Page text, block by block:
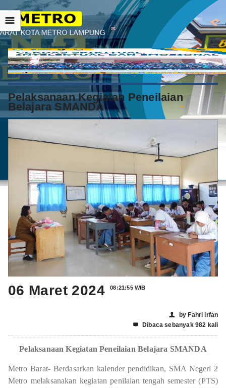
☰
Pelaksanaan Kegiatan Peneilaian
Belajara SMANDA
06 Maret 2024 08:21:55 WIB
👤 by Fahri irfan
 Dibaca sebanyak 982 kali
Pelaksanaan Kegiatan Peneilaian Belajara SMANDA
Metro Barat- Berdasarkan kalender pendidikan, SMA Negeri 2
Metro melaksanakan kegiatan penilaian tengah semester (PTS)